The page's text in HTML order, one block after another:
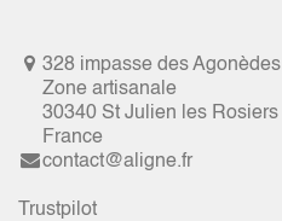
328 impasse des Agonèdes
Zone artisanale
30340 St Julien les Rosiers
France
contact@aligne.fr
Trustpilot